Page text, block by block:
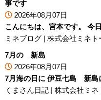
事です
2026年08月07日
こんにちは、宮本です。 今
ミネブログ | 株式会社ミネト
7月の 新島
2026年08月07日
7月海の日に 伊豆七島 新島
くまさん日記 | 株式会社ミネ